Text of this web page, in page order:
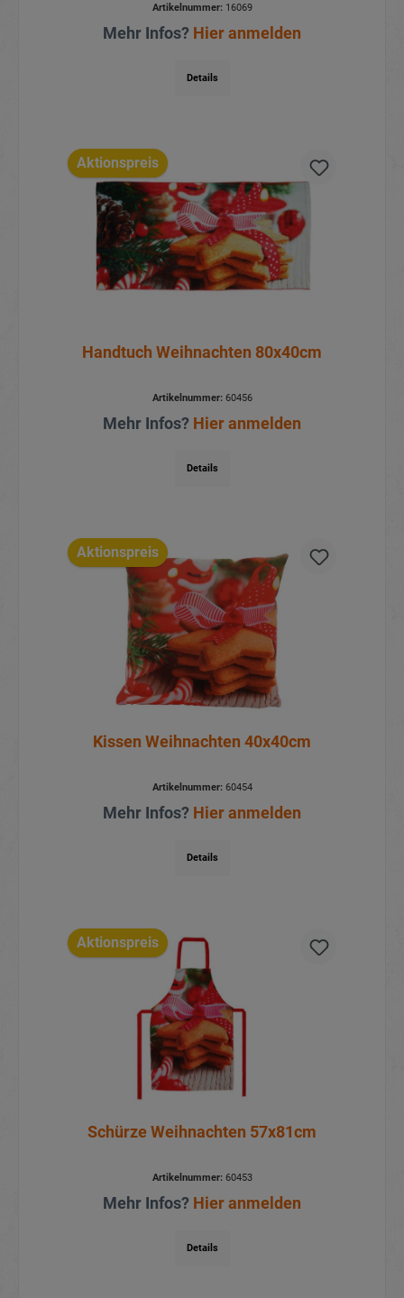
Artikelnummer:16069
Mehr Infos? Hier anmelden
Details
Aktionspreis
Handtuch Weihnachten 80x40cm
Artikelnummer:60456
Mehr Infos? Hier anmelden
Details
Aktionspreis
Kissen Weihnachten 40x40cm
Artikelnummer:60454
Mehr Infos? Hier anmelden
Details
Aktionspreis
Schürze Weihnachten 57x81cm
Artikelnummer:60453
Mehr Infos? Hier anmelden
Details